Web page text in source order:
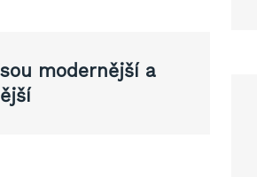
modernější a